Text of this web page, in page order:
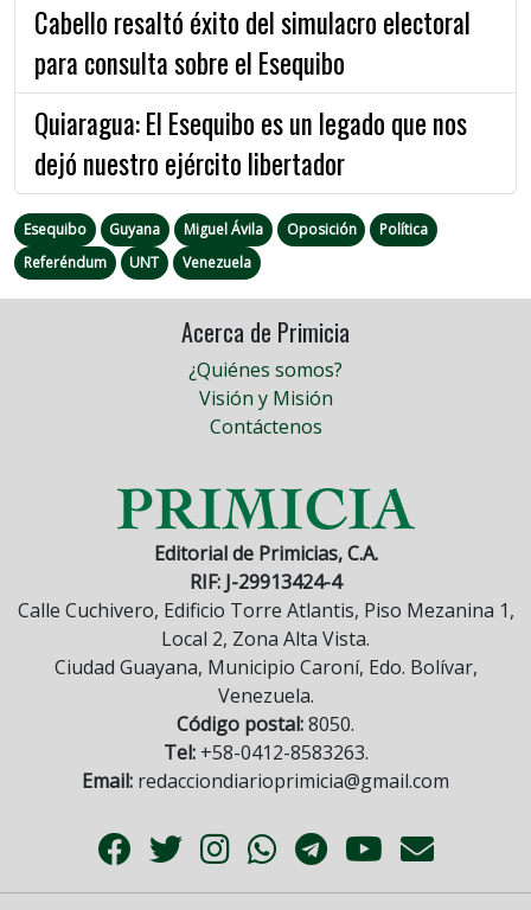
Cabello resaltó éxito del simulacro electoral
para consulta sobre el Esequibo
Quiaragua: El Esequibo es un legado que nos
dejó nuestro ejército libertador
Esequibo Guyana Miguel Ávila Oposición
Política
Referéndum
UNT Venezuela
Acerca de Primicia
¿Quiénes somos?
Visión y Misión
Contáctenos
Editorial de Primicias, C.A.
RIF: J-29913424-4
Calle Cuchivero, Edificio Torre Atlantis, Piso Mezanina 1,
Local 2, Zona Alta Vista.
Ciudad Guayana, Municipio Caroní, Edo. Bolívar,
Venezuela.
Código postal:8050.
Tel:+58-0412-8583263.
Email: redacciondiarioprimicia@gmail.com